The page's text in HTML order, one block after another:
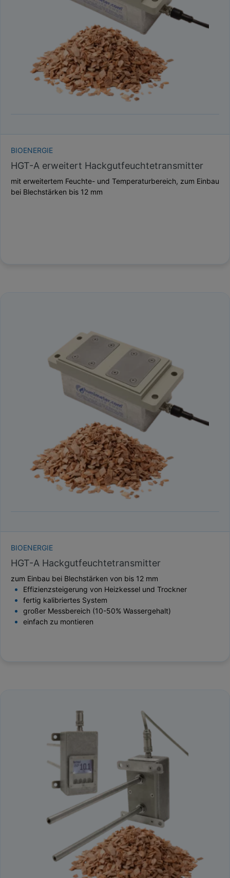
GEWICHT / MASSE
BIOENERGIE
HGT-A erweitert Hackgutfeuchtetransmitter
mit erweitertem Feuchte- und Temperaturbereich, zum Einbau
bei Blechstärken bis 12 mm
BIOENERGIE
HGT-A Hackgutfeuchtetransmitter
zum Einbau bei Blechstärken von bis 12 mm
Effizienzsteigerung von Heizkessel und Trockner
fertig kalibriertes System
großer Messbereich (10-50% Wassergehalt)
einfach zu montieren